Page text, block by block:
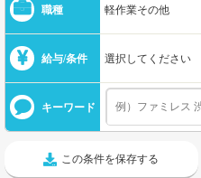
職種 軽作業その他
給与/条件 選択してください
キーワード
この条件を保存する